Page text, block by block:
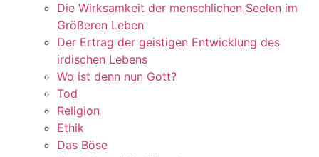
Die Wirksamkeit der menschlichen Seelen im
Größeren Leben
Der Ertrag der geistigen Entwicklung des
irdischen Lebens
Wo ist denn nun Gott?
Tod
Religion
Ethik
Das Böse